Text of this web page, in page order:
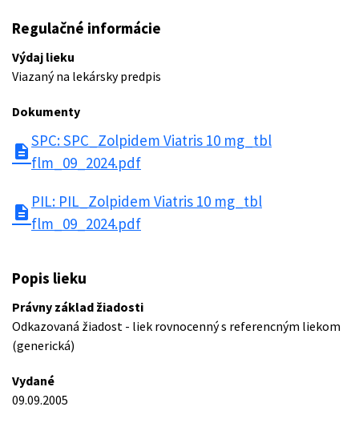
Regulačné informácie
Výdaj lieku
Viazaný na lekársky predpis
Dokumenty
description
SPC: SPC_Zolpidem Viatris 10 mg_tbl
flm_09_2024.pdf
description
PIL: PIL_Zolpidem Viatris 10 mg_tbl
flm_09_2024.pdf
Popis lieku
Právny základ žiadosti
Odkazovaná žiadost - liek rovnocenný s referencným liekom
(generická)
Vydané
09.09.2005